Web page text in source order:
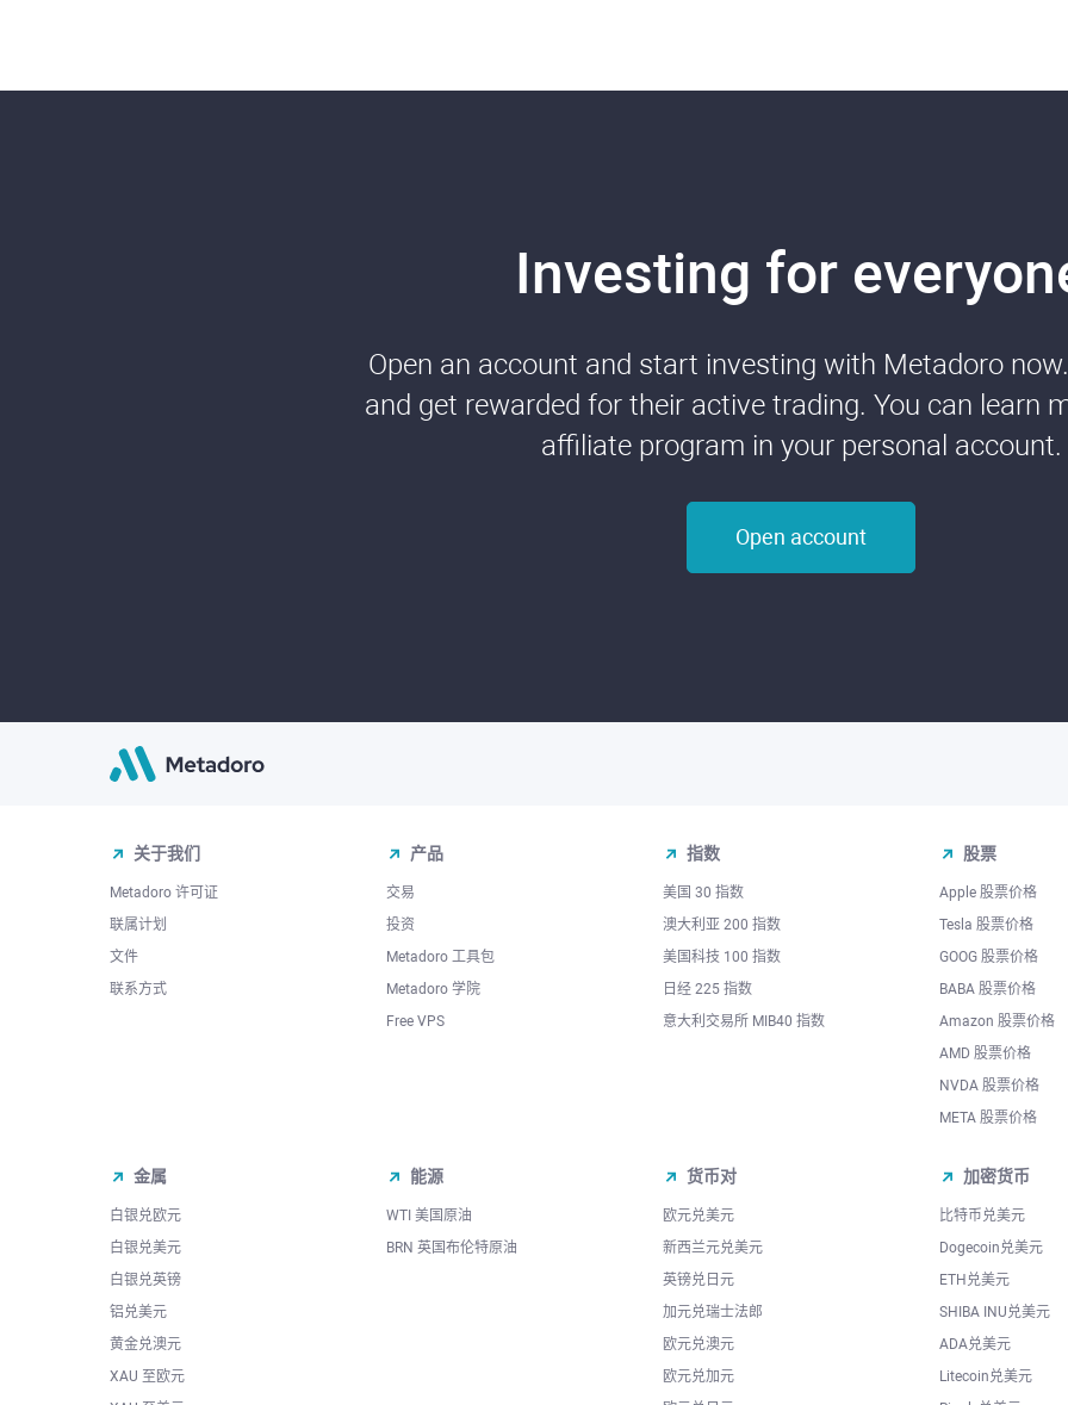
Investing for
Open an account and start investing with Metadoro
and get rewarded for their active trading. You can learn
affiliate program in your personal account.
Open account
关于我们
Metadoro 许可证
联属计划
文件
联系方式
产品
交易
投资
Metadoro 工具包
Metadoro 学院
Free VPS
指数
美国 30 指数
澳大利亚 200 指数
美国科技 100 指数
日经 225 指数
意大利交易所 MIB40 指数
股票
Apple 股票价格
Tesla 股票价格
GOOG 股票价格
BABA 股票价格
Amazon 股票价格
AMD 股票价格
NVDA 股票价格
META 股票价格
金属
白银兑欧元
白银兑美元
白银兑英镑
铝兑美元
黄金兑澳元
XAU 至欧元
能源
WTI 美国原油
BRN 英国布伦特原油
货币对
欧元兑美元
新西兰元兑美元
英镑兑日元
加元兑瑞士法郎
欧元兑澳元
欧元兑加元
加密货币
比特币兑美元
Dogecoin兑美元
ETH兑美元
SHIBA INU兑美元
ADA兑美元
Litecoin兑美元